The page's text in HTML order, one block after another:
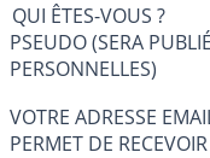
QUI ÊTES-VOUS ?
PSEUDO (SERA
PERSONNELLES)
VOTRE ADRESSE
PERMET DE